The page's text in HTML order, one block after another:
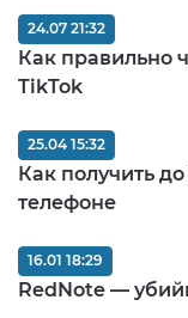
Как правильно
TikTok
24.07 21:32
Как получить
телефоне
25.04 15:32
RedNote —
16.01 18:29